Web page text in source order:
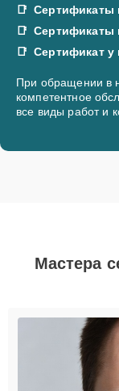
Сертификаты
Сертификаты
Сертификат у
При обращении в
компетентное
все виды работ и
Мастера